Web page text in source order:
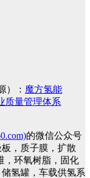
）： 魔方氢能
质量管理体系
的微信公众号
，质子膜，扩散
，环氧树脂，固化
氢罐，车载供氢系